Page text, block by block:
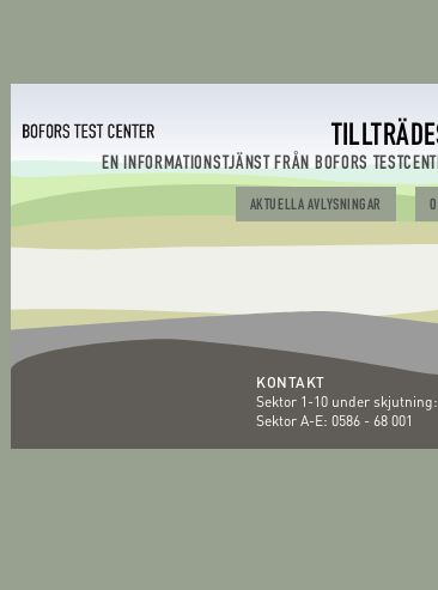
EN INFORMATIONSTJÄNST FRÅN BOFORS
AKTUELLA AVLYSNINGAR
KONTAKT
Sektor 1-10 under skjutning:
Sektor A-E: 0586 - 68 001